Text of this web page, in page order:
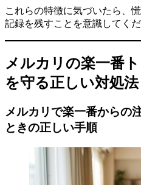
これらの特徴に気づいたら、
記録を残すことを意識してくだ
メルカリの楽一番
を守る正しい対処
メルカリで楽一番からの
ときの正しい手順